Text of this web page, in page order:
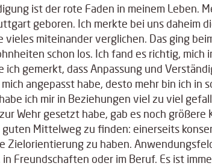
ist der rote Faden in meinem Leben.
geboren. Ich merkte bei uns daheim
vieles miteinander verglichen. Das ging
schon los. Ich fand es richtig, mich
ich gemerkt, dass Anpassung und
angepasst habe, desto mehr bin ich in
ich mir in Beziehungen viel zu viel
Wehr gesetzt habe, gab es noch
guten Mittelweg zu finden: einerseits
Zielorientierung zu haben.
in Freundschaften oder im Beruf. Es ist